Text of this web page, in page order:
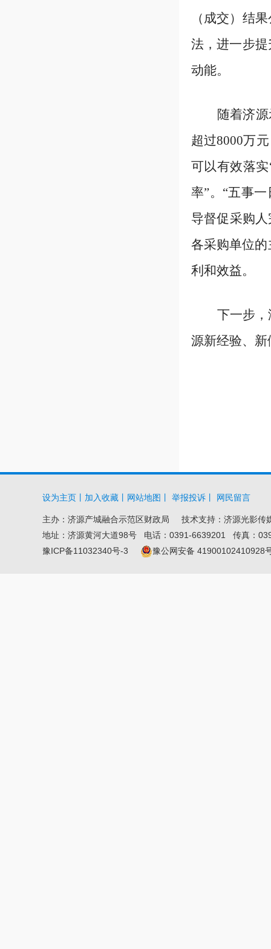
（成交）结
法，进一步
动能。
随着济
超过8000万
可以有效落
率”。“五事
导督促采购人
各采购单位
利和效益。
下一步，
源新经验、
设为主页 加入收藏 网站地图 举报投诉 网民留言
主办： 济源产城融合示范区财政局 技术支持：济源光影
地址：济源黄河大道98号 电话：0391-6639201 传真：
豫ICP备11032340号-3
豫公网安备 41900102410928